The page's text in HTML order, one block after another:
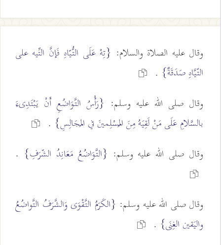
وقال عليه الصلاة والسلام: {تِهْ عَلَى التُّيّاهِ فَإنَّ التِّيه على
التّيَّاهِ صَدَقَةٌ} .
وقال صلى الله عليه وسلم: {رَأْسُ التَّوَاضُعِ أَنْ يَبْتَدِىءَ
بالسَّلامِ عَلَى مَنْ لَقِيَهُ مِنَ المُسْلِمينَ في المَجَالِسِ} .
وقال صلى الله عليه وسلم: {التَّوَاضُعُ مَعَانِدُ الشّرَفِ} .
وقال صلى الله عليه وسلم: {الكَرَمُ التَّقْوَى وَالشَّرَفُ التَّواضُعُ
واليَقين الغِنَى} .